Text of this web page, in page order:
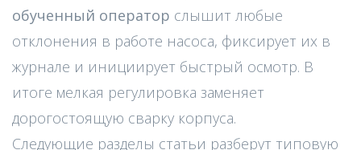
обученный оператор слышит любые
отклонения в работе насоса, фиксирует их в
журнале и инициирует быстрый осмотр. В
итоге мелкая регулировка заменяет
дорогостоящую сварку корпуса.
Следующие разделы статьи разберут типовую